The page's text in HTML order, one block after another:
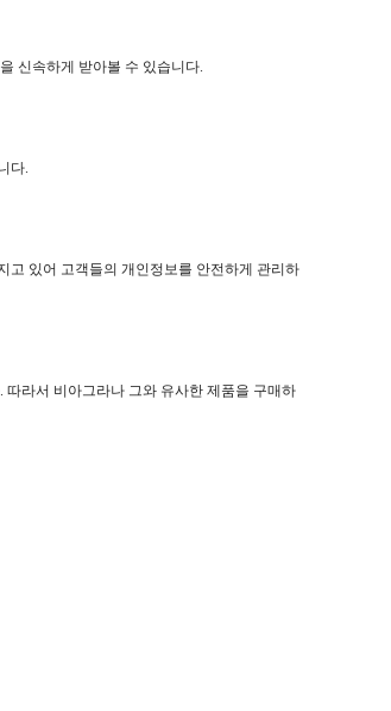
신속하게 받아볼 수 있습니다.
다.
고 있어 고객들의 개인정보를 안전하게 관리하
라서 비아그라나 그와 유사한 제품을 구매하